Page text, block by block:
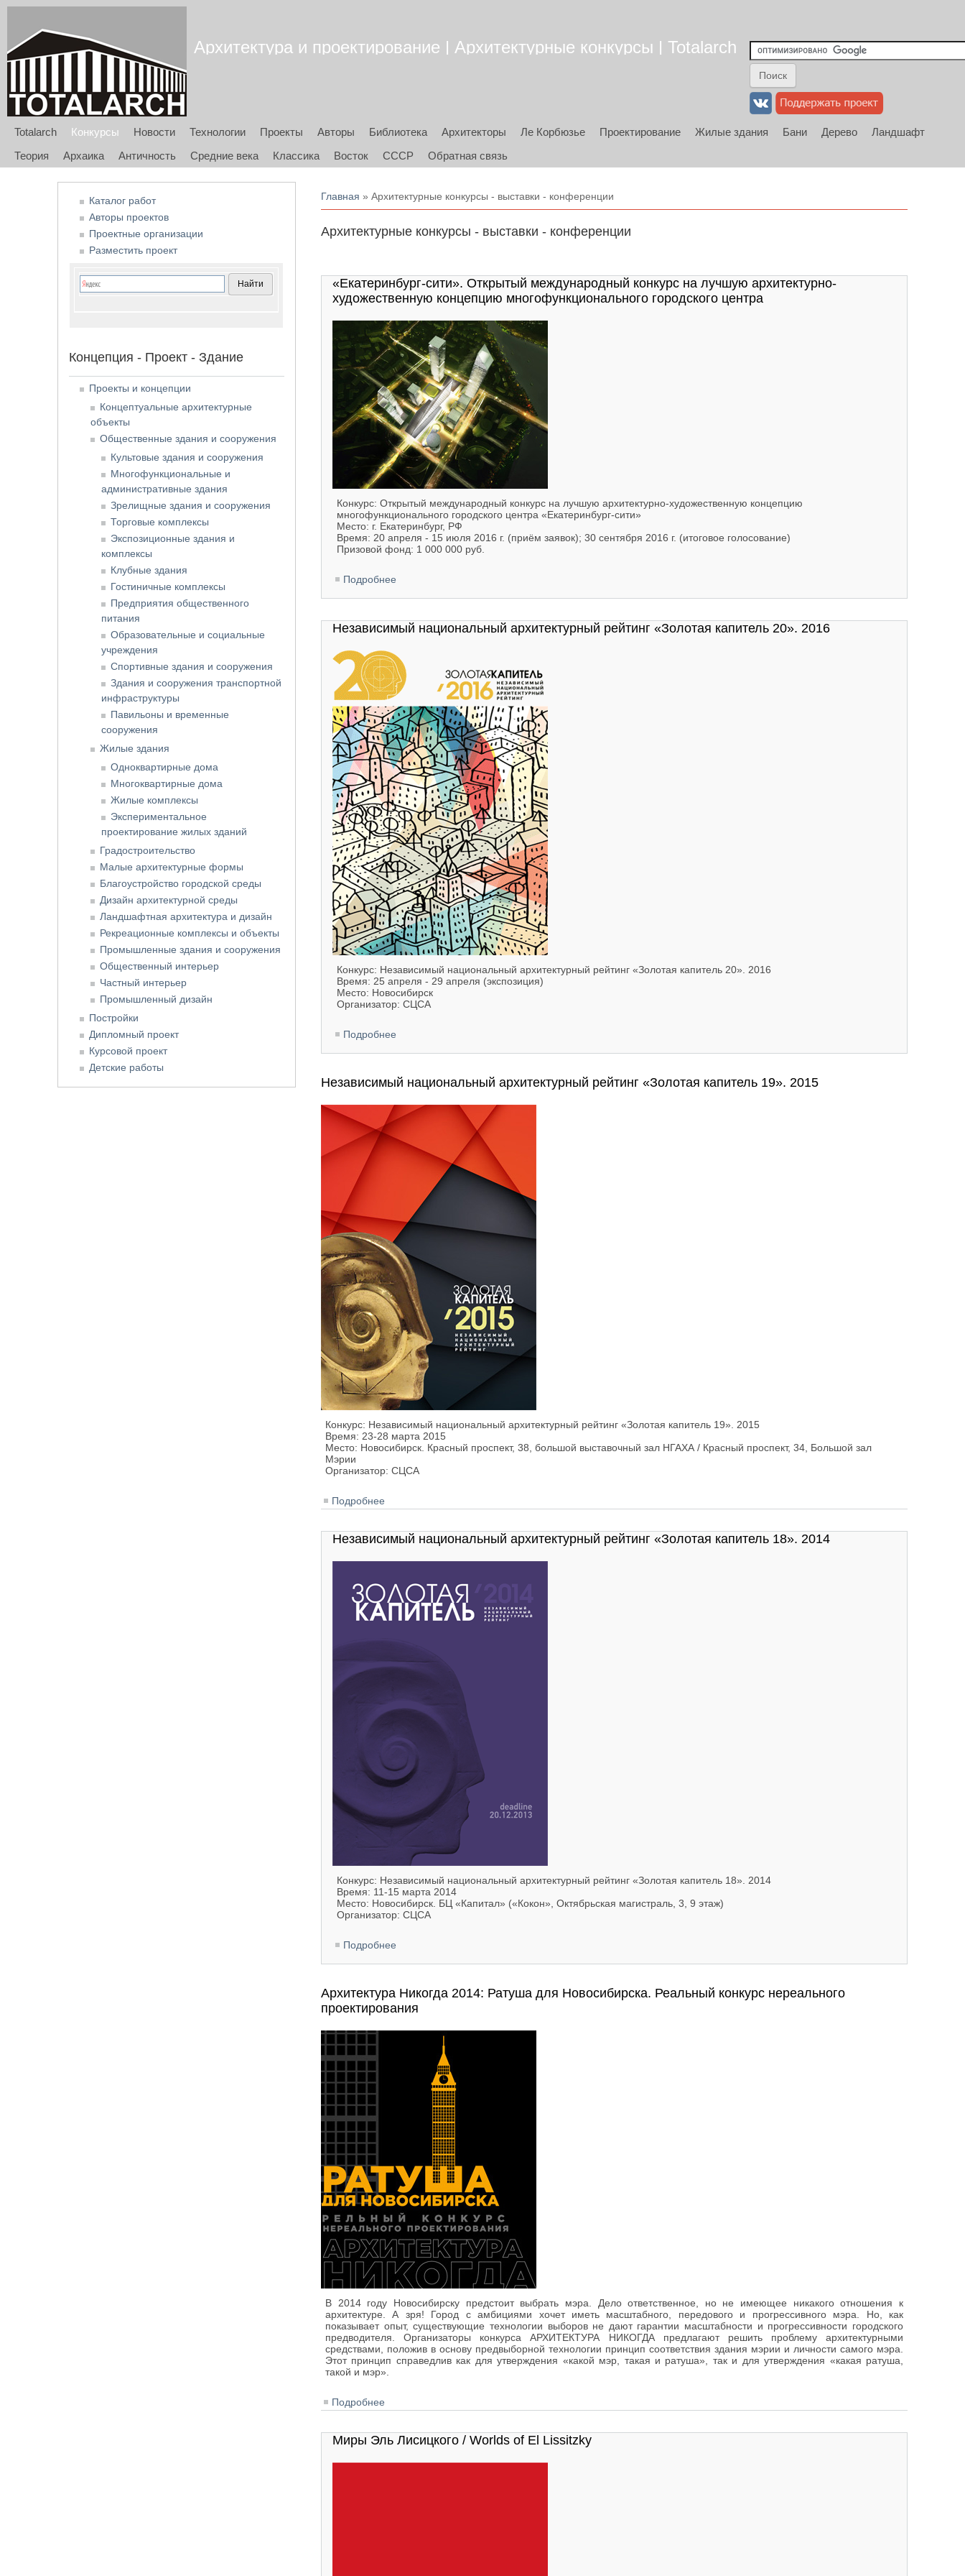
Архитектура и проектирование | Архитектурные конкурсы | Totalarch
Totalarch Конкурсы Новости Технологии Проекты Авторы Библиотека Архитекторы Ле Корбюзье Проектирование Жилые здания Бани Дерево
Ландшафт
Теория
Архаика Античность Средние века Классика Восток СССР Обратная связь
Вы здесь
Главная » Архитектурные конкурсы - выставки - конференции
Архитектурные конкурсы - выставки - конференции
«Екатеринбург-сити». Открытый международный конкурс на лучшую архитектурно-
художественную концепцию многофункционального городского центра
Конкурс: Открытый международный конкурс на лучшую архитектурно-художественную концепцию
многофункционального городского центра «Екатеринбург-сити»
Место: г. Екатеринбург, РФ
Время: 20 апреля - 15 июля 2016 г. (приём заявок); 30 сентября 2016 г. (итоговое голосование)
Призовой фонд: 1 000 000 руб.
Подробнее
Независимый национальный архитектурный рейтинг «Золотая капитель 20». 2016
Конкурс: Независимый национальный архитектурный рейтинг «Золотая капитель 20». 2016
Время: 25 апреля - 29 апреля (экспозиция)
Место: Новосибирск
Организатор: СЦСА
Подробнее
Независимый национальный архитектурный рейтинг «Золотая капитель 19». 2015
Конкурс: Независимый национальный архитектурный рейтинг «Золотая капитель 19». 2015
Время: 23-28 марта 2015
Место: Новосибирск. Красный проспект, 38, большой выставочный зал НГАХА / Красный проспект, 34, Большой зал
Мэрии
Организатор: СЦСА
Подробнее
Независимый национальный архитектурный рейтинг «Золотая капитель 18». 2014
Конкурс: Независимый национальный архитектурный рейтинг «Золотая капитель 18». 2014
Время: 11-15 марта 2014
Место: Новосибирск. БЦ «Капитал» («Кокон», Октябрьская магистраль, 3, 9 этаж)
Организатор: СЦСА
Подробнее
Архитектура Никогда 2014: Ратуша для Новосибирска. Реальный конкурс нереального
проектирования
В 2014 году Новосибирску предстоит выбрать мэра. Дело ответственное, но не имеющее никакого отношения к
архитектуре. А зря! Город с амбициями хочет иметь масштабного, передового и прогрессивного мэра. Но, как
показывает опыт, существующие технологии выборов не дают гарантии масштабности и прогрессивности городского
предводителя. Организаторы конкурса АРХИТЕКТУРА НИКОГДА предлагают решить проблему архитектурными
средствами, положив в основу предвыборной технологии принцип соответствия здания мэрии и личности самого мэра.
Этот принцип справедлив как для утверждения «какой мэр, такая и ратуша», так и для утверждения «какая ратуша,
такой и мэр».
Подробнее
Миры Эль Лисицкого / Worlds of El Lissitzky
Каталог работ
Авторы проектов
Проектные организации
Разместить проект
Концепция - Проект - Здание
Проекты и концепции
Концептуальные архитектурные
объекты
Общественные здания и сооружения
Культовые здания и сооружения
Многофункциональные и
административные здания
Зрелищные здания и сооружения
Торговые комплексы
Экспозиционные здания и
комплексы
Клубные здания
Гостиничные комплексы
Предприятия общественного
питания
Образовательные и социальные
учреждения
Спортивные здания и сооружения
Здания и сооружения транспортной
инфраструктуры
Павильоны и временные
сооружения
Жилые здания
Одноквартирные дома
Многоквартирные дома
Жилые комплексы
Экспериментальное
проектирование жилых зданий
Градостроительство
Малые архитектурные формы
Благоустройство городской среды
Дизайн архитектурной среды
Ландшафтная архитектура и дизайн
Рекреационные комплексы и объекты
Промышленные здания и сооружения
Общественный интерьер
Частный интерьер
Промышленный дизайн
Постройки
Дипломный проект
Курсовой проект
Детские работы